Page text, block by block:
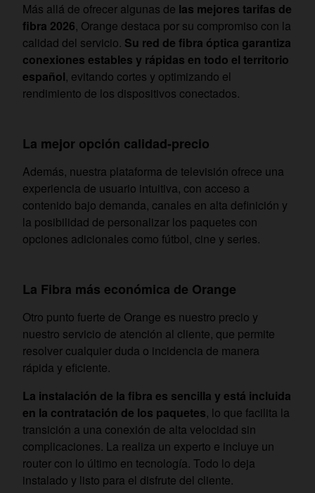
Más allá de ofrecer algunas de las mejores tarifas de
fibra 2026, Orange destaca por su compromiso con la
calidad del servicio. Su red de fibra óptica garantiza
conexiones estables y rápidas en todo el territorio
español, evitando cortes y optimizando el
rendimiento de los dispositivos conectados.
La mejor opción calidad-precio
Además, nuestra plataforma de televisión ofrece una
experiencia de usuario intuitiva, con acceso a
contenido bajo demanda, canales en alta definición y
la posibilidad de personalizar los paquetes con
opciones adicionales como fútbol, cine y series.
La Fibra más económica de Orange
Otro punto fuerte de Orange es nuestro precio y
nuestro servicio de atención al cliente, que permite
resolver cualquier duda o incidencia de manera
rápida y eficiente.
La instalación de la fibra es sencilla y está incluida
en la contratación de los paquetes, lo que facilita la
transición a una conexión de alta velocidad sin
complicaciones. La realiza un experto e incluye un
router con lo último en tecnología. Todo lo deja
instalado y listo para el disfrute del cliente.